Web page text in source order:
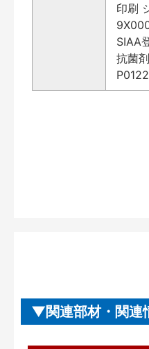
印刷
SIAA
抗菌
関連部材・関連